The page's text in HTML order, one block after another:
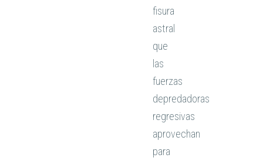
fisura
astral
que
las
fuerzas
depredadoras
regresivas
aprovechan
para